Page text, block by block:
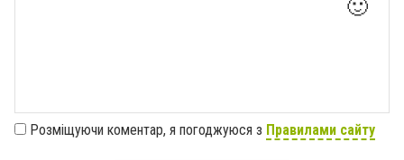
🙂
Розміщуючи коментар, я погоджуюся з Правилами сайту